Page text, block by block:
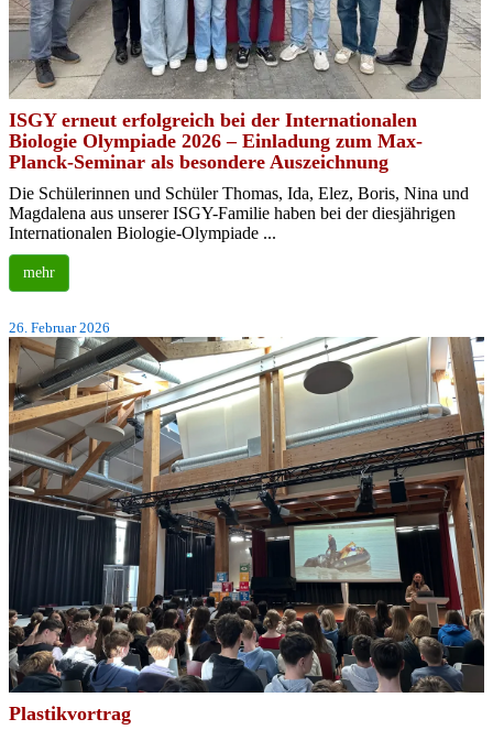
ISGY erneut erfolgreich bei der Internationalen
Biologie Olympiade 2026 – Einladung zum Max-
Planck-Seminar als besondere Auszeichnung
Die Schülerinnen und Schüler Thomas, Ida, Elez, Boris, Nina und
Magdalena aus unserer ISGY-Familie haben bei der diesjährigen
Internationalen Biologie-Olympiade ...
mehr
26. Februar 2026
Plastikvortrag